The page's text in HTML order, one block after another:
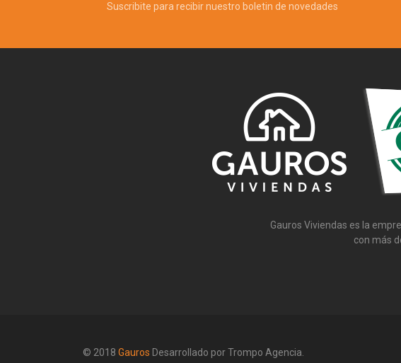
Suscribite para recibir nuestro boletin de novedades
Gauros Viviendas es la
con más
© 2018 Gauros Desarrollado por Trompo Agencia.